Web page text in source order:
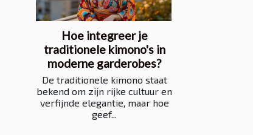
Hoe integreer je
traditionele kimono's in
moderne garderobes?
De traditionele kimono staat
bekend om zijn rijke cultuur en
verfijnde elegantie, maar hoe
geef...